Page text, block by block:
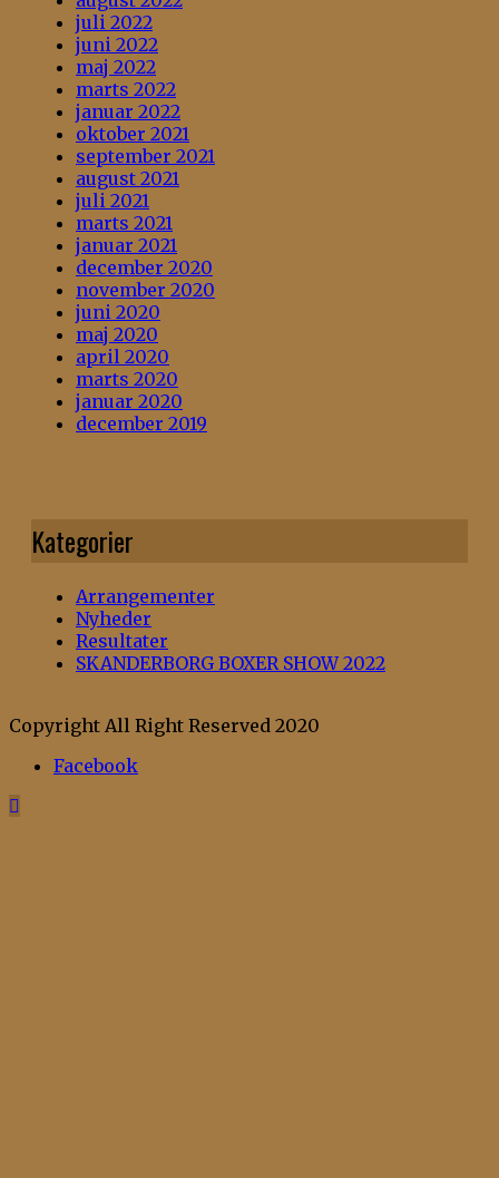
juli 2022
juni 2022
maj 2022
marts 2022
januar 2022
oktober 2021
september 2021
august 2021
juli 2021
marts 2021
januar 2021
december 2020
november 2020
juni 2020
maj 2020
april 2020
marts 2020
januar 2020
december 2019
Kategorier
Arrangementer
Nyheder
Resultater
SKANDERBORG BOXER SHOW 2022
Copyright All Right Reserved 2020
Facebook